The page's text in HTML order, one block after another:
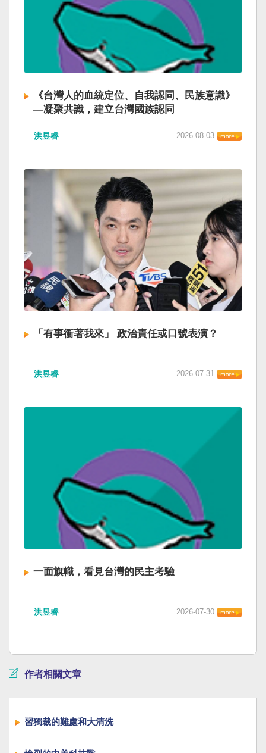
《台灣人的血統定位、自我認同、民族意識》
—凝聚共識，建立台灣國族認同
洪昱睿 2026-08-03
「有事衝著我來」 政治責任或口號表演？
洪昱睿 2026-07-31
一面旗幟，看見台灣的民主考驗
洪昱睿 2026-07-30
作者相關文章
習獨裁的難處和大清洗